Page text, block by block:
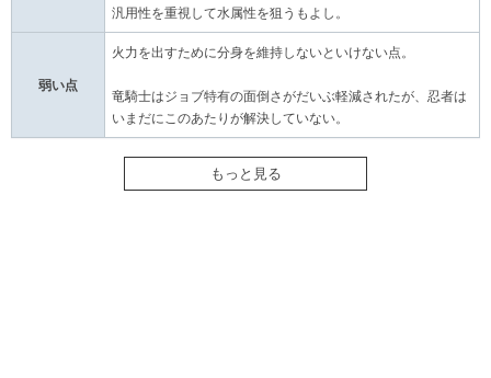
汎用性を重視して水属性を狙うもよし。
弱い点
火力を出すために分身を維持しないといけない点。
竜騎士はジョブ特有の面倒さがだいぶ軽減されたが、忍者は
いまだにこのあたりが解決していない。
もっと見る